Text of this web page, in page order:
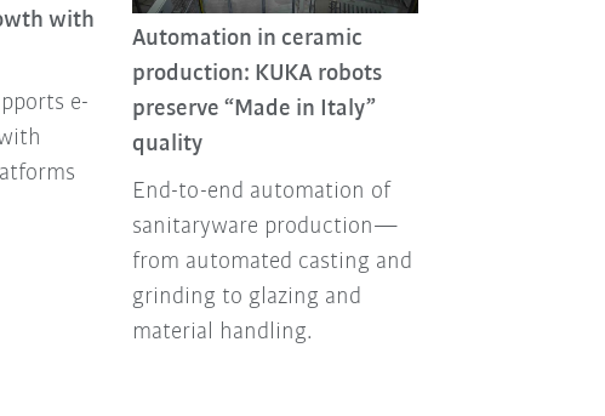
with
e-
Automation in ceramic
production: KUKA robots
preserve “Made in Italy”
quality
End-to-end automation of
sanitaryware production—
from automated casting and
grinding to glazing and
material handling.